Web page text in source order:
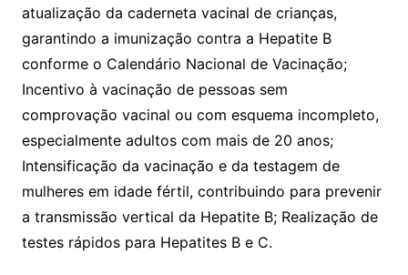
atualização da caderneta vacinal de crianças,
garantindo a imunização contra a Hepatite B
conforme o Calendário Nacional de Vacinação;
Incentivo à vacinação de pessoas sem
comprovação vacinal ou com esquema incompleto,
especialmente adultos com mais de 20 anos;
Intensificação da vacinação e da testagem de
mulheres em idade fértil, contribuindo para prevenir
a transmissão vertical da Hepatite B; Realização de
testes rápidos para Hepatites B e C.